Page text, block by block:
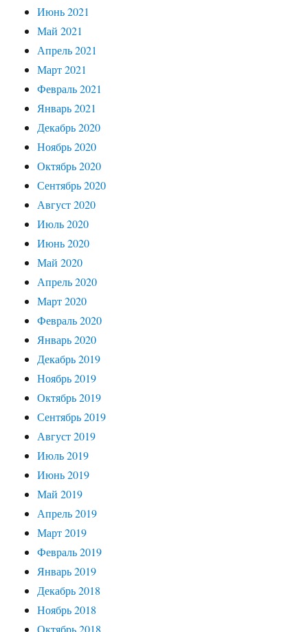
Июнь 2021
Май 2021
Апрель 2021
Март 2021
Февраль 2021
Январь 2021
Декабрь 2020
Ноябрь 2020
Октябрь 2020
Сентябрь 2020
Август 2020
Июль 2020
Июнь 2020
Май 2020
Апрель 2020
Март 2020
Февраль 2020
Январь 2020
Декабрь 2019
Ноябрь 2019
Октябрь 2019
Сентябрь 2019
Август 2019
Июль 2019
Июнь 2019
Май 2019
Апрель 2019
Март 2019
Февраль 2019
Январь 2019
Декабрь 2018
Ноябрь 2018
Октябрь 2018